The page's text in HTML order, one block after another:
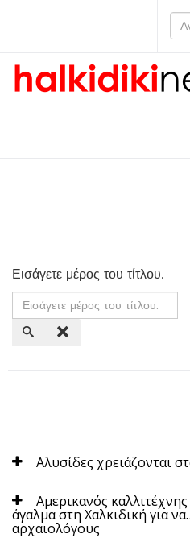
Εισάγετε μέρος του τίτλου.
Αλυσίδες χρειάζονται
Αμερικανός
άγαλμα στη Χαλκιδική για
αρχαιολόγους